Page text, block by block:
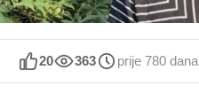
20 363 prije 780 dana